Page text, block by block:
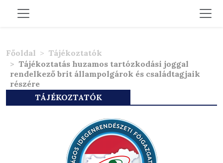
Főoldal
Tájékoztatók
Tájékoztatás huzamos tartózkodási joggal
rendelkező brit állampolgárok és családtagjaik
részére
TÁJÉKOZTATÓK